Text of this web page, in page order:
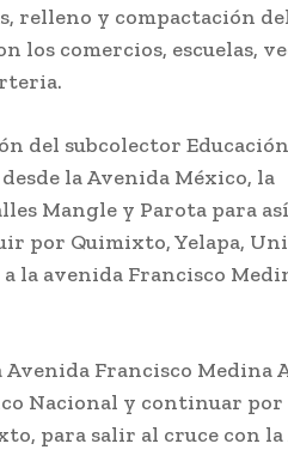
relleno y compactación
los comercios, escuelas,
del subcolector
la Avenida México, la
Mangle y Parota para
por Quimixto, Yelapa,
la avenida Francisco
Francisco Medina
Nacional y continuar por
para salir al cruce con